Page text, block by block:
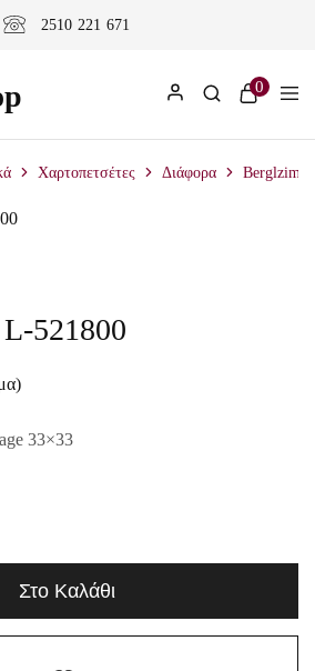
2510 221 671
0
Χαρτοπετσέτες Διάφορα
521800
33×33
Στο Καλάθι